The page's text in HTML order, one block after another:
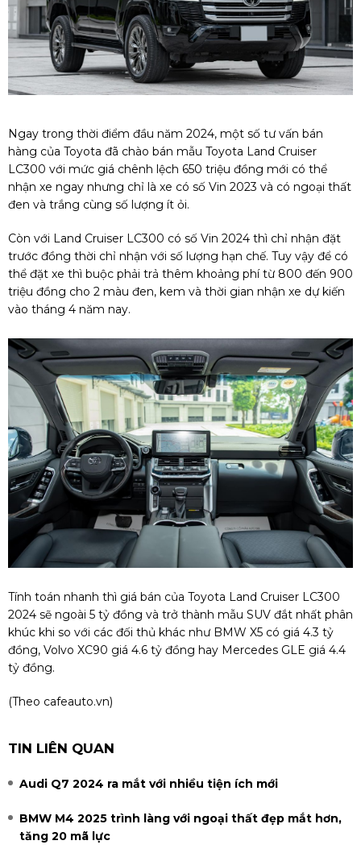
Ngay trong thời điểm đầu năm 2024, một số tư vấn bán
hàng của Toyota đã chào bán mẫu Toyota Land Cruiser
LC300 với mức giá chênh lệch 650 triệu đồng mới có thể
nhận xe ngay nhưng chỉ là xe có số Vin 2023 và có ngoại thất
đen và trắng cùng số lượng ít ỏi.
Còn với Land Cruiser LC300 có số Vin 2024 thì chỉ nhận đặt
trước đồng thời chỉ nhận với số lượng hạn chế. Tuy vậy để có
thể đặt xe thì buộc phải trả thêm khoảng phí từ 800 đến 900
triệu đồng cho 2 màu đen, kem và thời gian nhận xe dự kiến
vào tháng 4 năm nay.
Tính toán nhanh thì giá bán của Toyota Land Cruiser LC300
2024 sẽ ngoài 5 tỷ đồng và trở thành mẫu SUV đắt nhất phân
khúc khi so với các đối thủ khác như BMW X5 có giá 4.3 tỷ
đồng, Volvo XC90 giá 4.6 tỷ đồng hay Mercedes GLE giá 4.4
tỷ đồng.
(Theo cafeauto.vn)
TIN LIÊN QUAN
Audi Q7 2024 ra mắt với nhiều tiện ích mới
BMW M4 2025 trình làng với ngoại thất đẹp mắt hơn,
tăng 20 mã lực